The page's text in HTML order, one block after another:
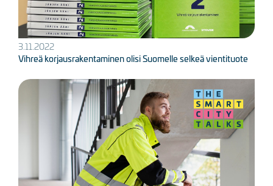
3.11.2022
Vihreä korjausrakentaminen olisi Suomelle selkeä vientituote
Kuva